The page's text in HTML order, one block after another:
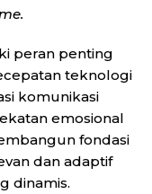
peran penting
teknologi
komunikasi
emosional
fondasi
dan adaptif
dinamis.